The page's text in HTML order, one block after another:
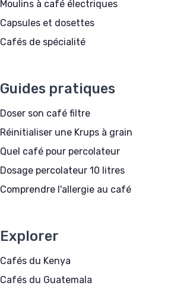
Moulins à café électriques
Capsules et dosettes
Cafés de spécialité
Guides pratiques
Doser son café filtre
Réinitialiser une Krups à grain
Quel café pour percolateur
Dosage percolateur 10 litres
Comprendre l'allergie au café
Explorer
Cafés du Kenya
Cafés du Guatemala